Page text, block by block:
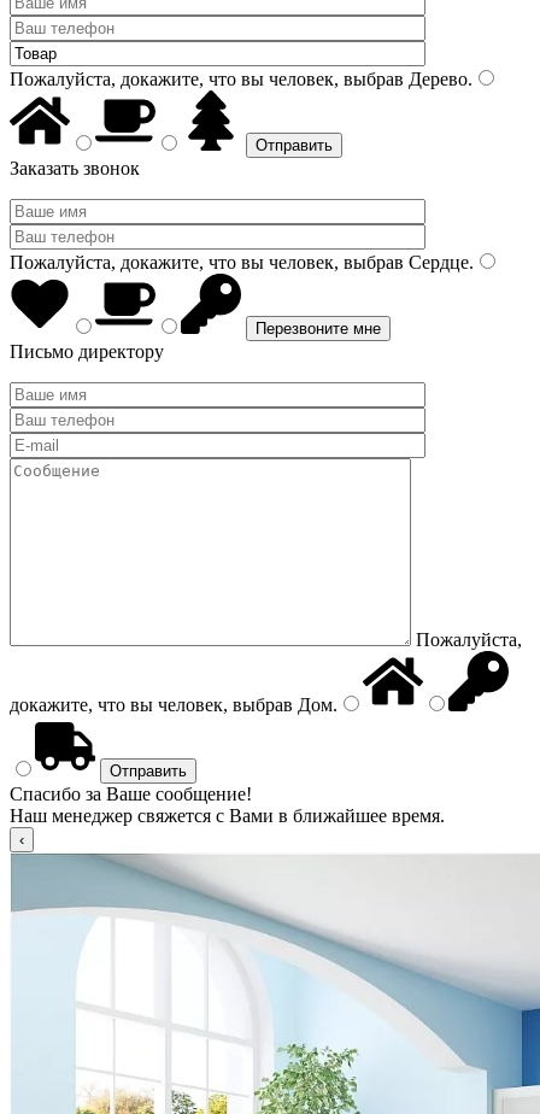
Пожалуйста, докажите, что вы человек, выбрав Дерево.
Заказать звонок
Пожалуйста, докажите, что вы человек, выбрав Сердце.
Письмо директору
Пожалуйста,
докажите, что вы человек, выбрав Дом.
Спасибо за Ваше сообщение!
Наш менеджер свяжется с Вами в ближайшее время.